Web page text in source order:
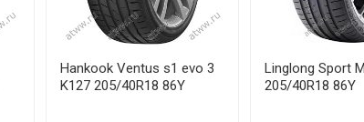
от
от
Hankook Ventus s1 evo 3
K127 205/40R18 86Y
Linglong Sport
205/40R18 86Y